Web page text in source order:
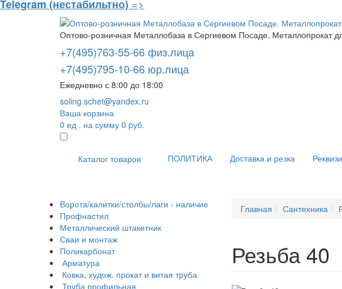
Telegram (нестабильтно) =>
Оптово-розничная Металлобаза в Сергиевом Посаде. Металлопрокат
+7(495)763-55-66 физ.лица
+7(495)795-10-66 юр.лица
Ежедневно с 8:00 до 18:00
soling.schet@yandex.ru
Ваша корзина
0 ед . на сумму 0 pуб.
Каталог товаров ПОЛИТИКА Доставка и резка
Ворота/калитки/столбы/лаги - наличие
Профнастил
Металлический штакетник
Сваи и монтаж
Поликарбонат
Арматура
Ковка, худож. прокат и витая труба
Труба профильная
Главная Сантехника
Резьба 40